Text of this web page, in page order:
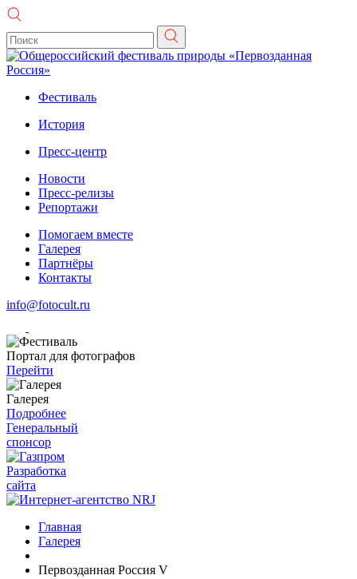
Фестиваль
История
Пресс-центр
Новости
Пресс-релизы
Репортажи
Помогаем вместе
Галерея
Партнёры
Контакты
info@fotocult.ru
Портал для фотографов
Перейти
Галерея
Подробнее
Генеральный
спонсор
Разработка
сайта
Главная
Галерея
Первозданная Россия V